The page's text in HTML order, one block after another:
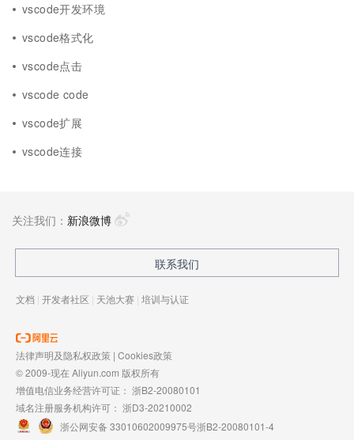
vscode开发环境
vscode格式化
vscode点击
vscode code
vscode扩展
vscode连接
关注我们： 新浪微博
联系我们
文档 | 开发者社区 | 天池大赛 | 培训与认证
法律声明及隐私权政策 | Cookies政策
© 2009-现在 Aliyun.com 版权所有
增值电信业务经营许可证： 浙B2-20080101
域名注册服务机构许可： 浙D3-20210002
浙公网安备 33010602009975号浙B2-20080101-4